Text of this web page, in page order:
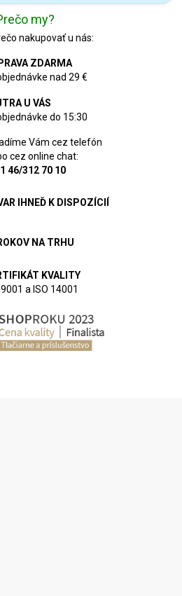
my?
nakupovať u nás:
ZDARMA
nad 29 €
U VÁS
do 15:30
Vám cez telefón
cez online chat:
46/312 70 10
IHNEĎ K DISPOZÍCIÍ
NA TRHU
KVALITY
9001 a ISO 14001